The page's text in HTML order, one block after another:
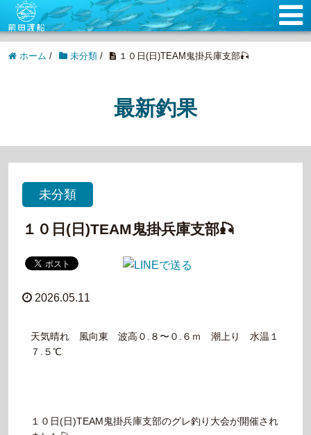
ホーム / 未分類 / １０日(日)TEAM鬼掛兵庫支部🎣
最新釣果
未分類
１０日(日)TEAM鬼掛兵庫支部🎣
2026.05.11
天気晴れ 風向東 波高０.８〜０.６ｍ 潮上り 水温１
７.５℃
１０日(日)TEAM鬼掛兵庫支部のグレ釣り大会が開催され